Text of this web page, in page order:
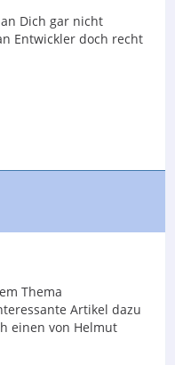
Dich gar nicht
Entwickler doch recht
Thema
Artikel dazu
einen von Helmut